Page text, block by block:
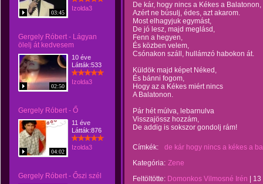
03:45
Izolda3
Gergely Róbert - Lágyan
ölelj át kedvesem
02:50
10 éve
Látták:533
Izolda3
Gergely Róbert - Ő
04:02
11 éve
Látták:876
Izolda3
Gergely Róbert - Őszi szél
De kár, hogy nincs a Kékes a Balatonon,
Azért ne búsulj, édes, azt akarom.
Most elhagyjuk egymást,
De jó lesz, majd meglásd,
Fenn a hegyen,
És közben velem,
Csónakon száll, hullámzó habokon át.
Küldök majd képet Néked,
És bánni fogom,
Hogy az a Kékes miért nincs
A Balatonon.
Pár hét múlva, lebarnulva
Visszajössz hozzám,
De addig is sokszor gondolj rám!
Címkék:
de kár hogy nincs a kékes a
Kategória: Zene
Feltöltötte: Domonkos Vilmosné Irén
13